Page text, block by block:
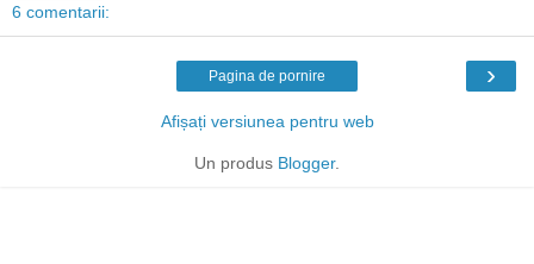
6 comentarii:
›
Pagina de pornire
Afișați versiunea pentru web
Un produs Blogger.